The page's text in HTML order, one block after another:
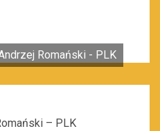
Romański - PLK
– PLK